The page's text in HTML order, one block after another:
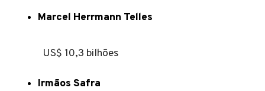
Marcel Herrmann Telles
US$ 10,3 bilhões
Irmãos Safra